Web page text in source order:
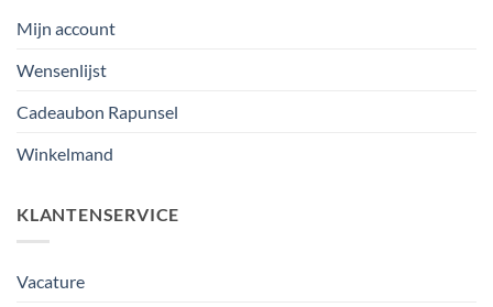
Mijn account
Wensenlijst
Cadeaubon Rapunsel
Winkelmand
KLANTENSERVICE
Vacature